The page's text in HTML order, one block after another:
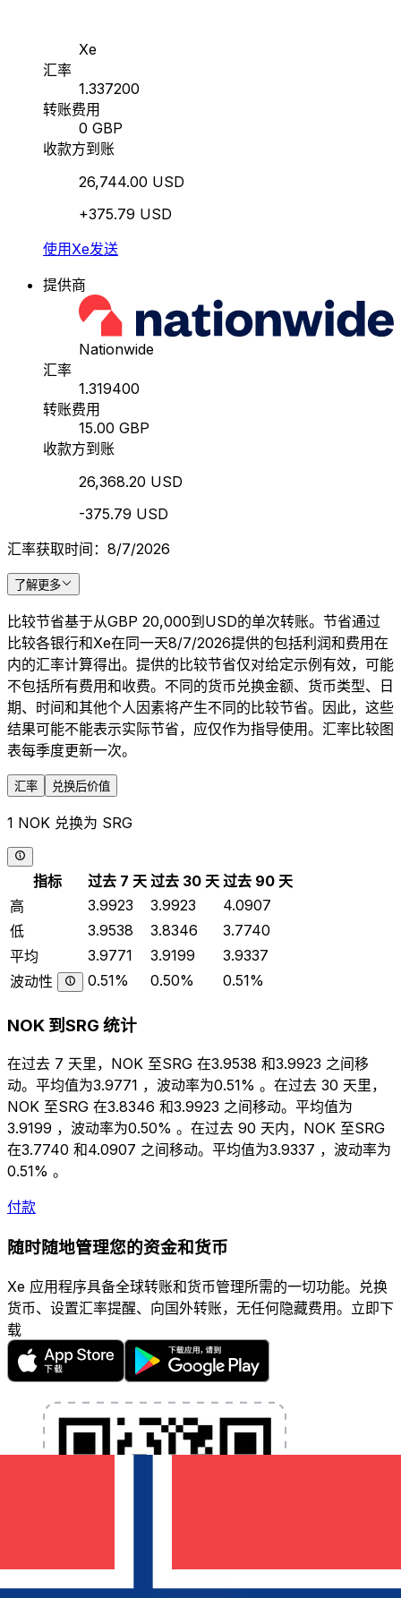
Xe
汇率
1.337200
转账费用
0 GBP
收款方到账
26,744.00 USD
+375.79 USD
使用Xe发送
提供商
Nationwide
汇率
1.319400
转账费用
15.00 GBP
收款方到账
26,368.20 USD
-375.79 USD
汇率获取时间：8/7/2026
了解更多
比较节省基于从GBP 20,000到USD的单次转账。节省通过
比较各银行和Xe在同一天8/7/2026提供的包括利润和费用在
内的汇率计算得出。提供的比较节省仅对给定示例有效，可能
不包括所有费用和收费。不同的货币兑换金额、货币类型、日
期、时间和其他个人因素将产生不同的比较节省。因此，这些
结果可能不能表示实际节省，应仅作为指导使用。汇率比较图
表每季度更新一次。
汇率 兑换后价值
1 NOK 兑换为 SRG
指标 过去 7 天 过去 30 天 过去 90 天
高
3.9923 3.9923
4.0907
低
3.9538 3.8346
3.7740
平均
3.9771 3.9199
3.9337
波动性
0.51% 0.50% 0.51%
NOK 到SRG 统计
在过去 7 天里，NOK 至SRG 在3.9538 和3.9923 之间移
动。平均值为3.9771 ，波动率为0.51% 。在过去 30 天里，
NOK 至SRG 在3.8346 和3.9923 之间移动。平均值为
3.9199 ，波动率为0.50% 。在过去 90 天内，NOK 至SRG
在3.7740 和4.0907 之间移动。平均值为3.9337 ，波动率为
0.51% 。
付款
随时随地管理您的资金和货币
Xe 应用程序具备全球转账和货币管理所需的一切功能。兑换
货币、设置汇率提醒、向国外转账，无任何隐藏费用。立即下
载